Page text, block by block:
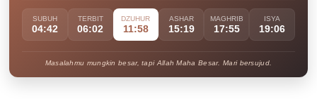
SUBUH
04:42
TERBIT
06:02
DZUHUR
11:58
ASHAR
15:19
MAGHRIB
17:55
ISYA
19:06
Masalahmu mungkin besar, tapi Allah Maha Besar. Mari bersujud.